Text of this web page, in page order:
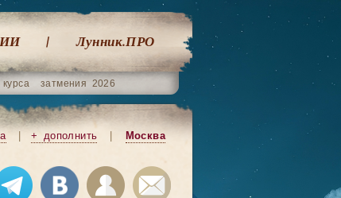
ИИ Лунник.ПРО
затмения 2026
+ дополнить Москва